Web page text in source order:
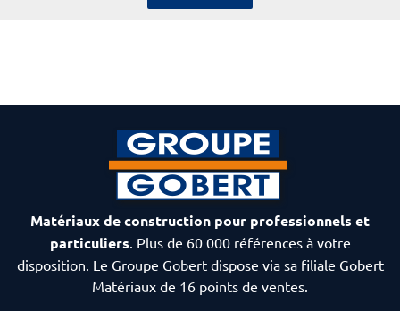
Matériaux de construction pour professionnels et
particuliers. Plus de 60 000 références à votre
disposition. Le Groupe Gobert dispose via sa filiale Gobert
Matériaux de 16 points de ventes.